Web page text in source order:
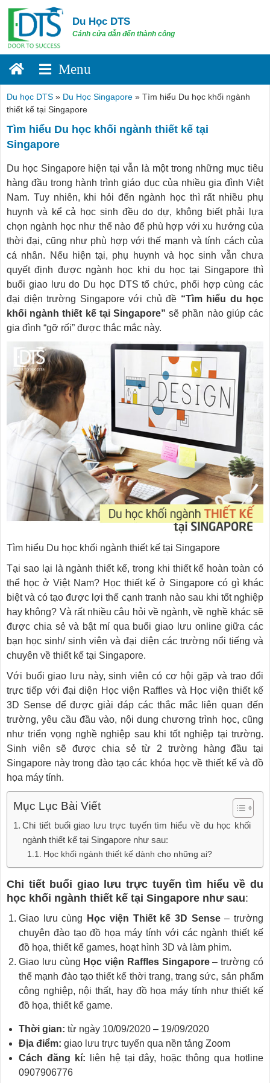
Du Học DTS
Cánh cửa dẫn đến thành công
Du học DTS » Du Học Singapore » Tìm hiểu Du học khối ngành
thiết kế tại Singapore
Tìm hiểu Du học khối ngành thiết kế tại
Singapore
Du học Singapore hiện tại vẫn là một trong những mục tiêu
hàng đầu trong hành trình giáo dục của nhiều gia đình Việt
Nam. Tuy nhiên, khi hỏi đến ngành học thì rất nhiều phụ
huynh và kể cả học sinh đều do dự, không biết phải lựa
chọn ngành học như thế nào để phù hợp với xu hướng của
thời đại, cũng như phù hợp với thế mạnh và tính cách của
cá nhân. Nếu hiện tại, phụ huynh và học sinh vẫn chưa
quyết định được ngành học khi du học tại Singapore thì
buổi giao lưu do Du học DTS tổ chức, phối hợp cùng các
đại diện trường Singapore với chủ đề “Tìm hiểu du học
khối ngành thiết kế tại Singapore” sẽ phần nào giúp các
gia đình “gỡ rối” được thắc mắc này.
Tìm hiểu Du học khối ngành thiết kế tại Singapore
Tại sao lại là ngành thiết kế, trong khi thiết kế hoàn toàn có
thể học ở Việt Nam? Học thiết kế ở Singapore có gì khác
biệt và có tạo được lợi thế cạnh tranh nào sau khi tốt nghiệp
hay không? Và rất nhiều câu hỏi về ngành, về nghề khác sẽ
được chia sẻ và bật mí qua buổi giao lưu online giữa các
bạn học sinh/ sinh viên và đại diện các trường nổi tiếng và
chuyên về thiết kế tại Singapore.
Với buổi giao lưu này, sinh viên có cơ hội gặp và trao đổi
trực tiếp với đại diện Học viện Raffles và Học viện thiết kế
3D Sense để được giải đáp các thắc mắc liên quan đến
trường, yêu cầu đầu vào, nội dung chương trình học, cũng
như triển vọng nghề nghiệp sau khi tốt nghiệp tại trường.
Sinh viên sẽ được chia sẻ từ 2 trường hàng đầu tại
Singapore này trong đào tạo các khóa học về thiết kế và đồ
họa máy tính.
Mục Lục Bài Viết
Chi tiết buổi giao lưu trực tuyến tìm hiểu về du học khối
ngành thiết kế tại Singapore như sau:
Học khối ngành thiết kế dành cho những ai?
Chi tiết buổi giao lưu trực tuyến tìm hiểu về du
học khối ngành thiết kế tại Singapore như sau:
Giao lưu cùng Học viện Thiết kế 3D Sense– trường
chuyên đào tạo đồ họa máy tính với các ngành thiết kế
đồ họa, thiết kế games, hoạt hình 3D và làm phim.
Giao lưu cùng Học viện Raffles Singapore– trường có
thế mạnh đào tạo thiết kế thời trang, trang sức, sản phẩm
công nghiệp, nội thất, hay đồ họa máy tính như thiết kế
đồ họa, thiết kế game.
Thời gian: từ ngày 10/09/2020 – 19/09/2020
Địa điểm: giao lưu trực tuyến qua nền tảng Zoom
Cách đăng kí:
liên hệ tại đây, hoặc thông qua hotline
0907906776